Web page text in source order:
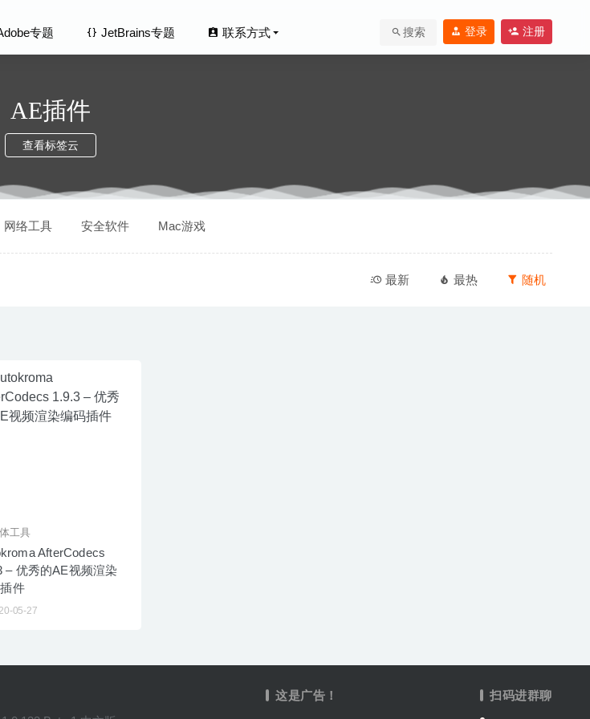
专题 JetBrains专题 联系方式 搜索 登录 注册
AE插件
查看标签云
网络工具 安全软件 Mac游戏
最新 最热 随机
工具
AfterCodecs
– 优秀的AE视频渲染
件
05-27
这是广告！ 扫码进群聊
2020-07-15